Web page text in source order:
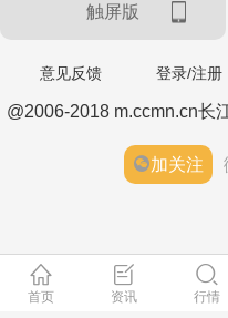
触屏版
意见反馈 登录/注册
@2006-2018 m.ccmn.cn长
加关注
首页 资讯 行情